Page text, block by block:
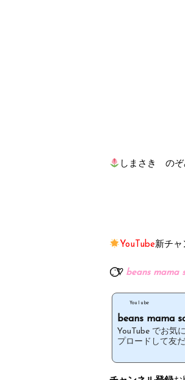
しまさき のぞ
YouTube新チ
∵⃝♡beans mama
YouTube
beans mama
YouTube でお気
プロードして友